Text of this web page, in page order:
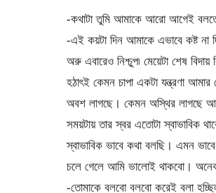
-কথাটা তুমি আমাকে আরো আগেই বলতে
-এই কয়টা দিন আমাকে এভাবে কষ্ট
অরু এবারেও নিশ্চুপ৷ মেয়েটা শেষ
হঠাৎই কেমন চাপা একটা যন্ত্রণা
অবশ লাগছে। কেমন অস্থির লাগছে
সময়টায় তার স্বর এতোটা স্বাভাবিক
স্বাভাবিক ভাবে কথা বলছি। এমন
চলে গেলে আমি ভালোই থাকবো।
-তোমাকে বলবো বলবো করেই বলা